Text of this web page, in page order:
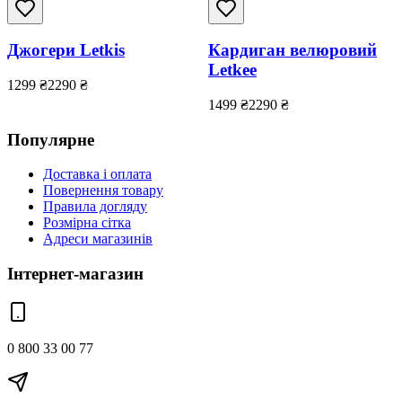
Джогери Letkis
1299 ₴2290 ₴
Кардиган велюровий
Letkee
1499 ₴2290 ₴
Популярне
Доставка і оплата
Повернення товару
Правила догляду
Розмірна сітка
Адреси магазинів
Інтернет-магазин
0 800 33 00 77